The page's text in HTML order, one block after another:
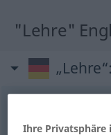
"Lehre"
„Lehre“
Ihre Privatsphäre